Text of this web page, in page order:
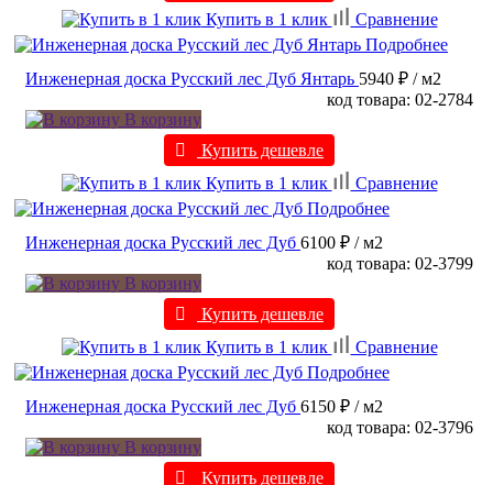
Купить в 1 клик
Сравнение
Подробнее
Инженерная доска Русский лес Дуб Янтарь 5940 ₽ / м2
код товара: 02-2784
В корзину
Купить дешевле
Купить в 1 клик
Сравнение
Подробнее
Инженерная доска Русский лес Дуб 6100 ₽ / м2
код товара: 02-3799
В корзину
Купить дешевле
Купить в 1 клик
Сравнение
Подробнее
Инженерная доска Русский лес Дуб 6150 ₽ / м2
код товара: 02-3796
В корзину
Купить дешевле